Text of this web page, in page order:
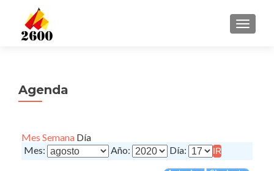
Agenda
Mes Semana Día
Mes:
Año: Día: